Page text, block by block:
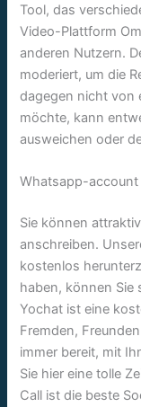
Tool, das
Video-Plattform
anderen Nutzern.
moderiert, um die
dagegen nicht von
möchte, kann
ausweichen oder
Whatsapp-account
Sie können
anschreiben.
kostenlos
haben, können Sie
Yochat ist eine
Fremden,
immer bereit, mit
Sie hier eine tolle
Call ist die beste